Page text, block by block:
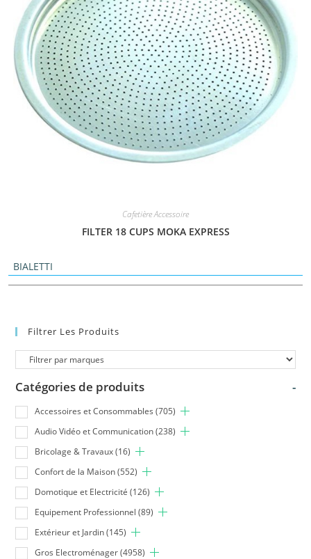
Cafetière Accessoire
FILTER 18 CUPS MOKA EXPRESS
BIALETTI
Filtrer Les Produits
Catégories de produits -
Accessoires et Consommables (705)
Audio Vidéo et Communication (238)
Bricolage & Travaux (16)
Confort de la Maison (552)
Domotique et Electricité (126)
Equipement Professionnel (89)
Extérieur et Jardin (145)
Gros Electroménager (4958)